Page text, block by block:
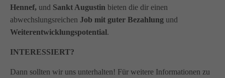
Hennef, und Sankt Augustin bieten die dir einen
abwechslungsreichen Job mit guter Bezahlung und
Weiterentwicklungspotential.
INTERESSIERT?
Dann sollten wir uns unterhalten! Für weitere Informationen zu